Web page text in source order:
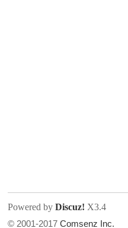
Powered byDiscuz! X3.4
© 2001-2017Comsenz Inc.